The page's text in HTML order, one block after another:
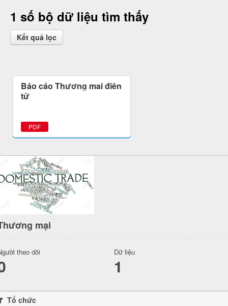
1 số bộ dữ liệu tìm thấy
Kết quả lọc
Báo cáo Thương mại điện
tử
PDF
mại
theo dõi Dữ liệu
1
Tổ chức